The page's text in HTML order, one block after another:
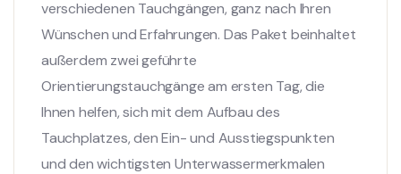
verschiedenen Tauchgängen, ganz nach Ihren
Wünschen und Erfahrungen. Das Paket beinhaltet
außerdem zwei geführte
Orientierungstauchgänge am ersten Tag, die
Ihnen helfen, sich mit dem Aufbau des
Tauchplatzes, den Ein- und Ausstiegspunkten
und den wichtigsten Unterwassermerkmalen